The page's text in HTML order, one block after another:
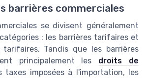
barrières commerciales
se divisent généralement
: les barrières tarifaires et
tarifaires. Tandis que les barrières
principalement les droits de
taxes imposées à l'importation, les